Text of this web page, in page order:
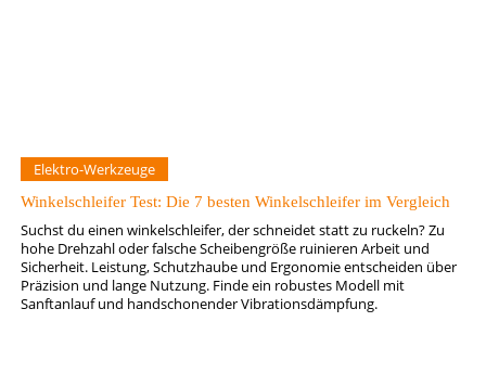
Elektro-Werkzeuge
Winkelschleifer Test: Die 7 besten Winkelschleifer im Vergleich
Suchst du einen winkelschleifer, der schneidet statt zu ruckeln? Zu
hohe Drehzahl oder falsche Scheibengröße ruinieren Arbeit und
Sicherheit. Leistung, Schutzhaube und Ergonomie entscheiden über
Präzision und lange Nutzung. Finde ein robustes Modell mit
Sanftanlauf und handschonender Vibrationsdämpfung.